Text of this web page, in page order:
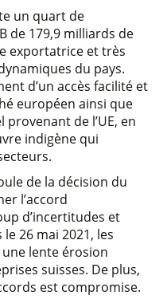
un quart de
de 179,9 milliards de
exportatrice et très
du pays.
d’un accès facilité et
européen ainsi que
de l’UE, en
indigène qui
de la décision du
l’accord
d’incertitudes et
26 mai 2021, les
lente érosion
suisses. De plus,
est compromise.